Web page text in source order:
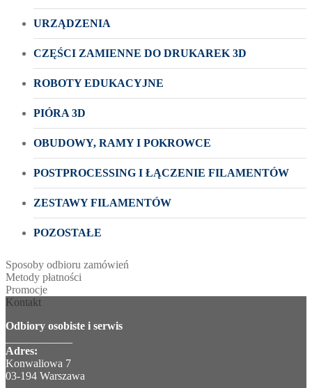
URZĄDZENIA
CZĘŚCI ZAMIENNE DO DRUKAREK 3D
ROBOTY EDUKACYJNE
PIÓRA 3D
OBUDOWY, RAMY I POKROWCE
POSTPROCESSING I ŁĄCZENIE FILAMENTÓW
ZESTAWY FILAMENTÓW
POZOSTAŁE
Sposoby odbioru zamówień
Metody płatności
Promocje
Kontakt
Odbiory osobiste i serwis
Adres:
Konwaliowa 7
03-194 Warszawa